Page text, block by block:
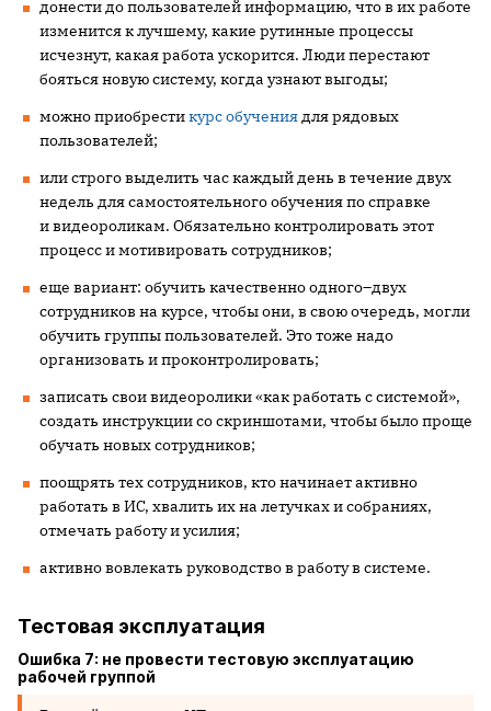
донести до пользователей информацию, что в их работе
изменится к лучшему, какие рутинные процессы
исчезнут, какая работа ускорится. Люди перестают
бояться новую систему, когда узнают выгоды;
можно приобрестикурс обучениядля рядовых
пользователей;
или строго выделить час каждый день в течение двух
недель для самостоятельного обучения по справке
и видеороликам. Обязательно контролировать этот
процесс и мотивировать сотрудников;
еще вариант: обучить качественно одного–двух
сотрудников на курсе, чтобы они, в свою очередь, могли
обучить группы пользователей. Это тоже надо
организовать и проконтролировать;
записать свои видеоролики «как работать с системой»,
создать инструкции со скриншотами, чтобы было проще
обучать новых сотрудников;
поощрять тех сотрудников, кто начинает активно
работать в ИС, хвалить их на летучках и собраниях,
отмечать работу и усилия;
активно вовлекать руководство в работу в системе.
Тестовая эксплуатация
Ошибка 7: не провести тестовую эксплуатацию
рабочей группой